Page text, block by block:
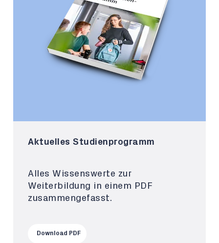
Aktuelles Studienprogramm
Alles Wissenswerte zur
Weiterbildung in einem PDF
zusammengefasst.
Download PDF